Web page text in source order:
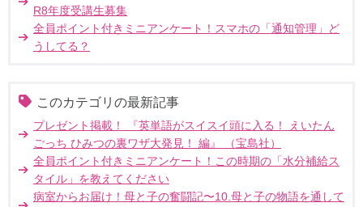
R8年度受講生募集
全員ポイント付きミニアンケート！スマホの「通知管理」ど
うしてる？
このカテゴリの最新記事
プレゼント掲載！ 『英単語がスイスイ頭に入る！ えいたん
ごっち ひみつの裏ワザ大発見！ 編』 （宝島社）
全員ポイント付きミニアンケート！この時期の「水分補給ス
タイル」を教えてください
病室からお届け！母と子の奮闘記〜10.母と子の物語を通して